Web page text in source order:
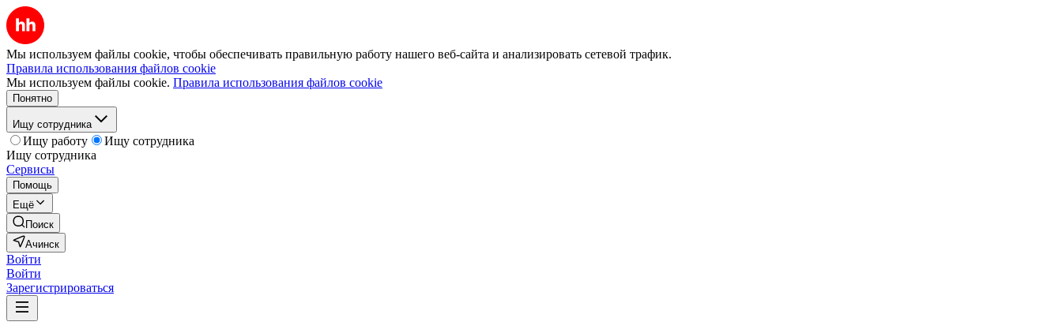
Мы используем файлы cookie, чтобы обеспечивать правильную работу нашего веб-сайта и анализировать сетевой трафик.
Правила использования файлов cookie
Мы используем файлы cookie. Правила использования файлов cookie
Понятно
Ищу сотрудника
Ищу работу
Ищу сотрудника
Ищу сотрудника
Сервисы
Помощь
Ещё
Поиск
Ачинск
Войти
Войти
Зарегистрироваться